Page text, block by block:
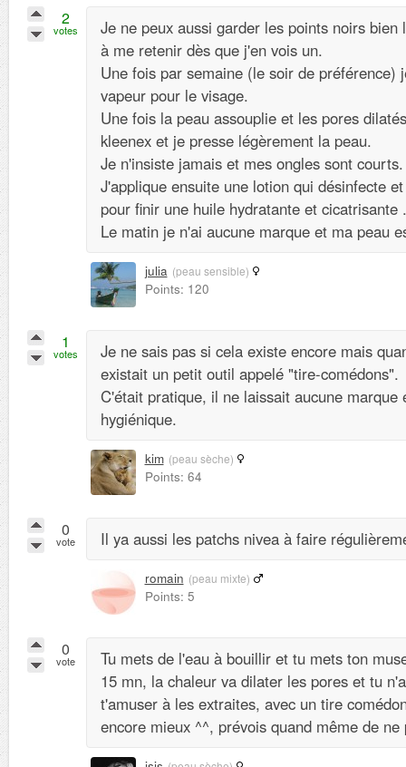
2
votes
Je ne peux aussi garder les points noirs bien
à me retenir dès que j'en vois un.
Une fois par semaine (le soir de préférence)
vapeur pour le visage.
Une fois la peau assouplie et les pores
kleenex et je presse légèrement la peau.
Je n'insiste jamais et mes ongles sont courts.
J'applique ensuite une lotion qui désinfecte
pour finir une huile hydratante et cicatrisante .
Le matin je n'ai aucune marque et ma peau
julia (peau sensible)
Points: 120
1
votes
Je ne sais pas si cela existe encore mais
existait un petit outil appelé "tire-comédons".
C'était pratique, il ne laissait aucune marque
hygiénique.
kim (peau sèche)
Points: 64
0
vote Il ya aussi les patchs nivea à faire
romain (peau mixte)
Points: 5
0
vote
Tu mets de l'eau à bouillir et tu mets ton
15 mn, la chaleur va dilater les pores et tu
t'amuser à les extraites, avec un tire
encore mieux ^^, prévois quand même de